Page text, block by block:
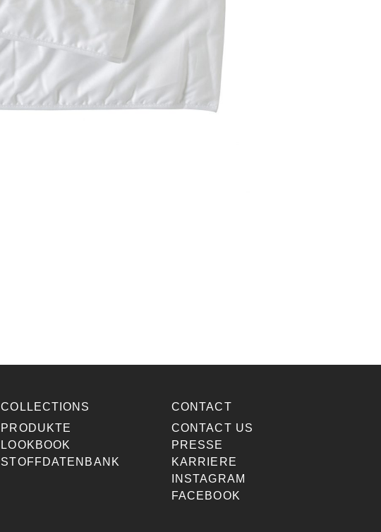
COLLECTIONS
PRODUKTE
LOOKBOOK
STOFFDATENBANK
CONTACT
CONTACT US
PRESSE
KARRIERE
INSTAGRAM
FACEBOOK